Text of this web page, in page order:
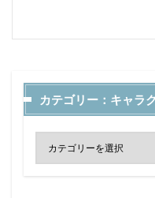
カテゴリー：キ